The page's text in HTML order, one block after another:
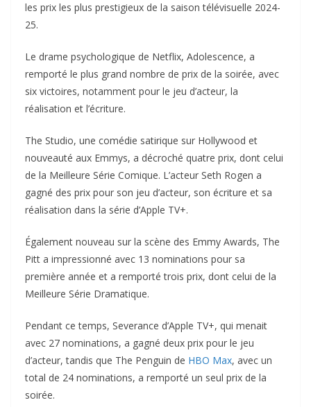
les prix les plus prestigieux de la saison télévisuelle 2024-
25.
Le drame psychologique de Netflix, Adolescence, a
remporté le plus grand nombre de prix de la soirée, avec
six victoires, notamment pour le jeu d’acteur, la
réalisation et l’écriture.
The Studio, une comédie satirique sur Hollywood et
nouveauté aux Emmys, a décroché quatre prix, dont celui
de la Meilleure Série Comique. L’acteur Seth Rogen a
gagné des prix pour son jeu d’acteur, son écriture et sa
réalisation dans la série d’Apple TV+.
Également nouveau sur la scène des Emmy Awards, The
Pitt a impressionné avec 13 nominations pour sa
première année et a remporté trois prix, dont celui de la
Meilleure Série Dramatique.
Pendant ce temps, Severance d’Apple TV+, qui menait
avec 27 nominations, a gagné deux prix pour le jeu
d’acteur, tandis que The Penguin de HBO Max, avec un
total de 24 nominations, a remporté un seul prix de la
soirée.